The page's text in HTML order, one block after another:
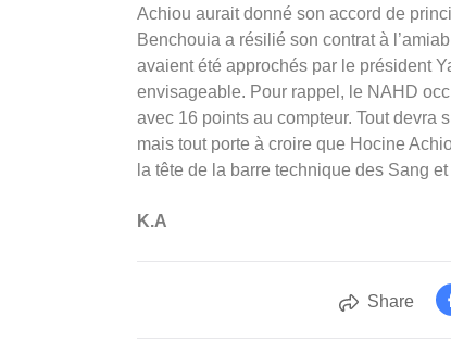
Achiou aurait donné son accord de
Benchouia a résilié son contrat à
avaient été approchés par le président
envisageable. Pour rappel, le NAHD
avec 16 points au compteur. Tout devra
mais tout porte à croire que Hocine
la tête de la barre technique des Sang et
K.A
Share